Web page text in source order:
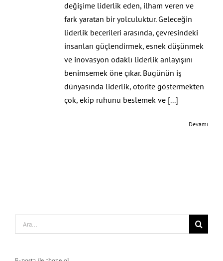
değişime liderlik eden, ilham veren ve
fark yaratan bir yolculuktur. Geleceğin
liderlik becerileri arasında, çevresindeki
insanları güçlendirmek, esnek düşünmek
ve inovasyon odaklı liderlik anlayışını
benimsemek öne çıkar. Bugünün iş
dünyasında liderlik, otorite göstermekten
çok, ekip ruhunu beslemek ve [...]
Devamı
Search
for: